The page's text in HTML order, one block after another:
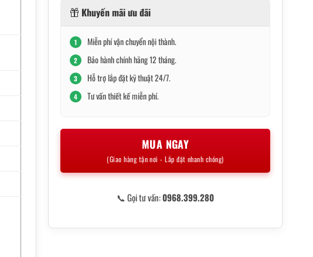
Khuyến mãi ưu đãi
1 Miễn phí vận chuyển nội thành.
2 Bảo hành chính hãng 12 tháng.
3 Hỗ trợ lắp đặt kỹ thuật 24/7.
4 Tư vấn thiết kế miễn phí.
MUA NGAY
(Giao hàng tận nơi - Lắp đặt nhanh chóng)
📞 Gọi tư vấn:0968.399.280